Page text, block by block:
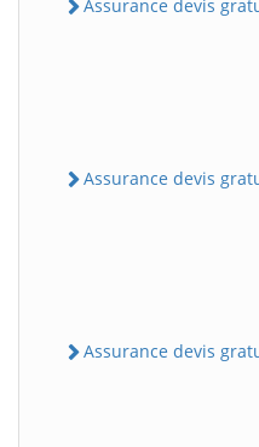
Assurance devis
Assurance devis
Assurance devis